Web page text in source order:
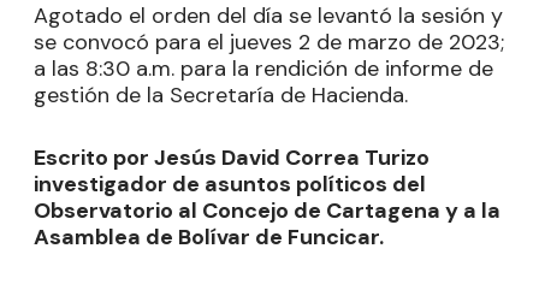
Agotado el orden del día se levantó la sesión y
se convocó para el jueves 2 de marzo de 2023;
a las 8:30 a.m. para la rendición de informe de
gestión de la Secretaría de Hacienda.
Escrito por Jesús David Correa Turizo
investigador de asuntos políticos del
Observatorio al Concejo de Cartagena y a la
Asamblea de Bolívar de Funcicar.